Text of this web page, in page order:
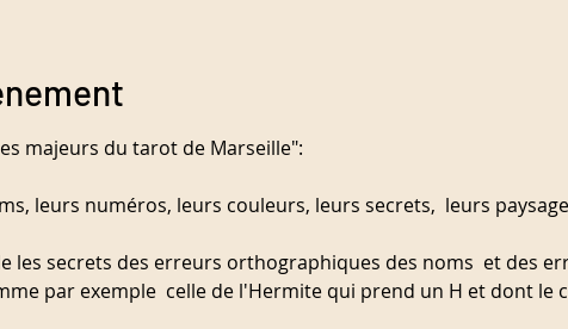
majeurs du tarot de Marseille":
leurs numéros, leurs couleurs, leurs secrets,  leurs
les secrets des erreurs orthographiques des noms  et des
par exemple  celle de l'Hermite qui prend un H et dont le